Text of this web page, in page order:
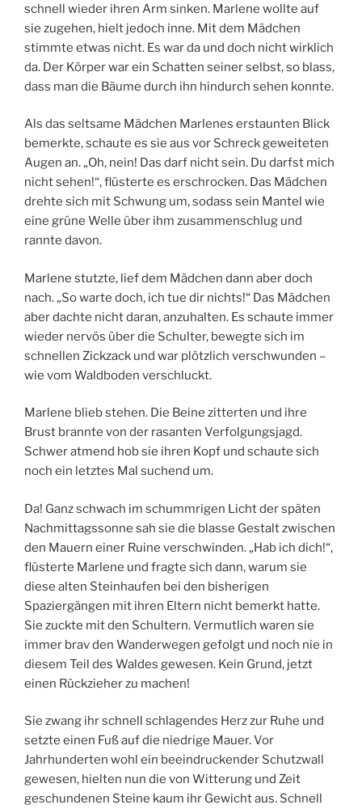
schnell wieder ihren Arm sinken. Marlene wollte auf
sie zugehen, hielt jedoch inne. Mit dem Mädchen
stimmte etwas nicht. Es war da und doch nicht wirklich
da. Der Körper war ein Schatten seiner selbst, so blass,
dass man die Bäume durch ihn hindurch sehen konnte.
Als das seltsame Mädchen Marlenes erstaunten Blick
bemerkte, schaute es sie aus vor Schreck geweiteten
Augen an. „Oh, nein! Das darf nicht sein. Du darfst mich
nicht sehen!“, flüsterte es erschrocken. Das Mädchen
drehte sich mit Schwung um, sodass sein Mantel wie
eine grüne Welle über ihm zusammenschlug und
rannte davon.
Marlene stutzte, lief dem Mädchen dann aber doch
nach. „So warte doch, ich tue dir nichts!“ Das Mädchen
aber dachte nicht daran, anzuhalten. Es schaute immer
wieder nervös über die Schulter, bewegte sich im
schnellen Zickzack und war plötzlich verschwunden –
wie vom Waldboden verschluckt.
Marlene blieb stehen. Die Beine zitterten und ihre
Brust brannte von der rasanten Verfolgungsjagd.
Schwer atmend hob sie ihren Kopf und schaute sich
noch ein letztes Mal suchend um.
Da! Ganz schwach im schummrigen Licht der späten
Nachmittagssonne sah sie die blasse Gestalt zwischen
den Mauern einer Ruine verschwinden. „Hab ich dich!“,
flüsterte Marlene und fragte sich dann, warum sie
diese alten Steinhaufen bei den bisherigen
Spaziergängen mit ihren Eltern nicht bemerkt hatte.
Sie zuckte mit den Schultern. Vermutlich waren sie
immer brav den Wanderwegen gefolgt und noch nie in
diesem Teil des Waldes gewesen. Kein Grund, jetzt
einen Rückzieher zu machen!
Sie zwang ihr schnell schlagendes Herz zur Ruhe und
setzte einen Fuß auf die niedrige Mauer. Vor
Jahrhunderten wohl ein beeindruckender Schutzwall
gewesen, hielten nun die von Witterung und Zeit
geschundenen Steine kaum ihr Gewicht aus. Schnell